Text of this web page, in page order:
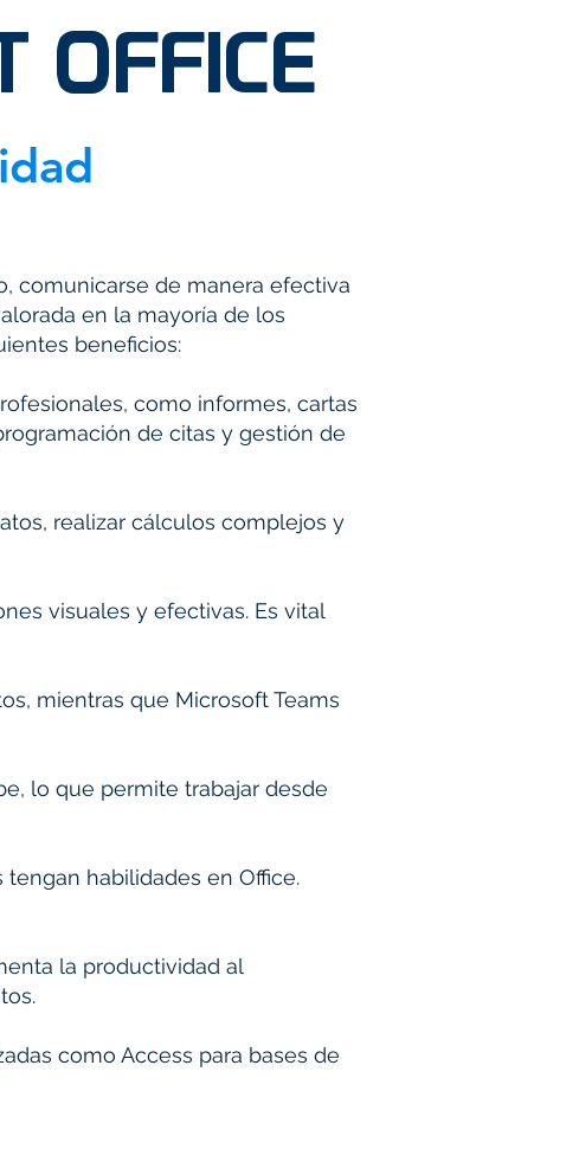
OFFICE
comunicarse de manera efectiva
en la mayoría de los
beneficios:
como informes, cartas
de citas y gestión de
realizar cálculos complejos y
visuales y efectivas. Es vital
mientras que Microsoft Teams
lo que permite trabajar desde
habilidades en Office.
la productividad al
como Access para bases de